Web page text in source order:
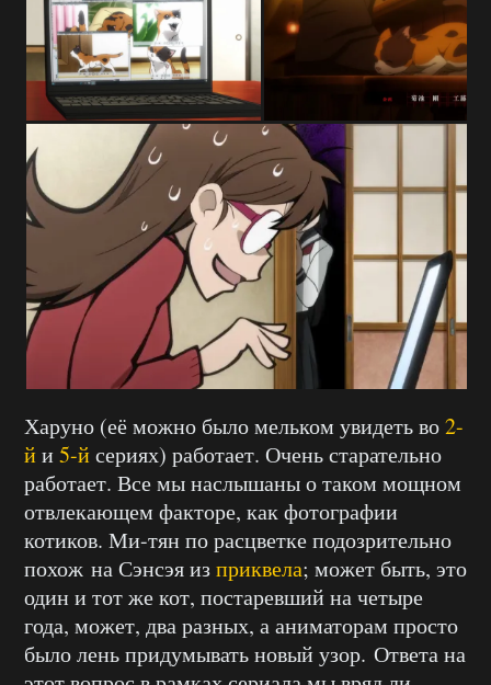
Харуно (её можно было мельком увидеть во2-
йи 5-йсериях) работает. Очень старательно
работает. Все мы наслышаны о таком мощном
отвлекающем факторе, как фотографии
котиков. Ми-тян по расцветке подозрительно
похож на Сэнсэя изприквела; может быть, это
один и тот же кот, постаревший на четыре
года, может, два разных, а аниматорам просто
было лень придумывать новый узор. Ответа на